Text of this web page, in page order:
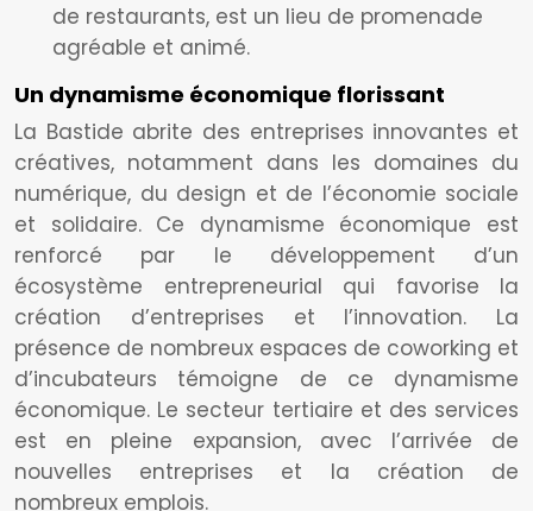
de restaurants, est un lieu de promenade
agréable et animé.
Un dynamisme économique florissant
La Bastide abrite des entreprises innovantes et
créatives, notamment dans les domaines du
numérique, du design et de l’économie sociale
et solidaire. Ce dynamisme économique est
renforcé par le développement d’un
écosystème entrepreneurial qui favorise la
création d’entreprises et l’innovation. La
présence de nombreux espaces de coworking et
d’incubateurs témoigne de ce dynamisme
économique. Le secteur tertiaire et des services
est en pleine expansion, avec l’arrivée de
nouvelles entreprises et la création de
nombreux emplois.